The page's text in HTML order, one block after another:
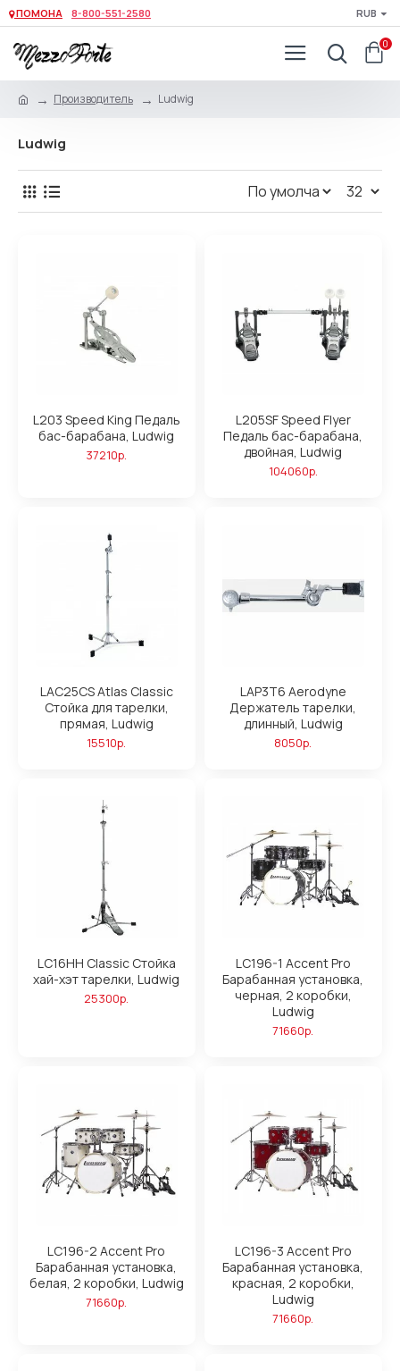
ПОМОНА 8-800-551-2580 RUB
0
Производитель Ludwig
Ludwig
L203 Speed King Педаль
бас-барабана, Ludwig
37210р.
L205SF Speed Flyer
Педаль бас-барабана,
двойная, Ludwig
104060р.
LAC25CS Atlas Classic
Стойка для тарелки,
прямая, Ludwig
15510р.
LAP3T6 Aerodyne
Держатель тарелки,
длинный, Ludwig
8050р.
LC16HH Classic Стойка
хай-хэт тарелки, Ludwig
25300р.
LC196-1 Accent Pro
Барабанная установка,
черная, 2 коробки,
Ludwig
71660р.
LC196-2 Accent Pro
Барабанная установка,
белая, 2 коробки, Ludwig
71660р.
LC196-3 Accent Pro
Барабанная установка,
красная, 2 коробки,
Ludwig
71660р.